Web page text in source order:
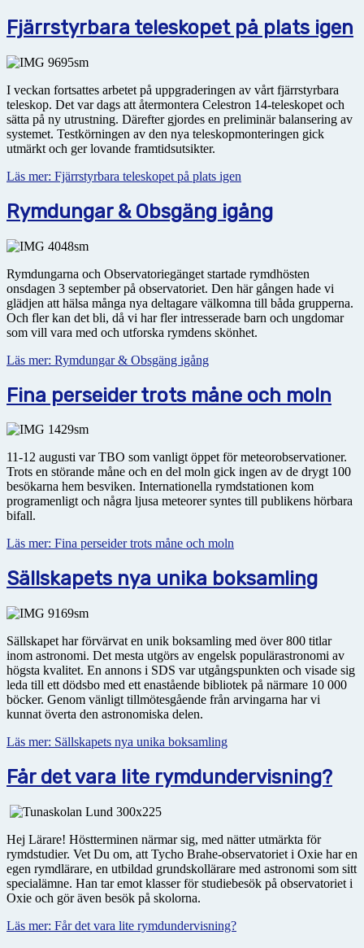
Fjärrstyrbara teleskopet på plats igen
I veckan fortsattes arbetet på uppgraderingen av vårt fjärrstyrbara
teleskop. Det var dags att återmontera Celestron 14-teleskopet och
sätta på ny utrustning. Därefter gjordes en preliminär balansering av
systemet. Testkörningen av den nya teleskopmonteringen gick
utmärkt och ger lovande framtidsutsikter.
Läs mer: Fjärrstyrbara teleskopet på plats igen
Rymdungar & Obsgäng igång
Rymdungarna och Observatoriegänget startade rymdhösten
onsdagen 3 september på observatoriet. Den här gången hade vi
glädjen att hälsa många nya deltagare välkomna till båda grupperna.
Och fler kan det bli, då vi har fler intresserade barn och ungdomar
som vill vara med och utforska rymdens skönhet.
Läs mer: Rymdungar & Obsgäng igång
Fina perseider trots måne och moln
11-12 augusti var TBO som vanligt öppet för meteorobservationer.
Trots en störande måne och en del moln gick ingen av de drygt 100
besökarna hem besviken. Internationella rymdstationen kom
programenligt och några ljusa meteorer syntes till publikens hörbara
bifall.
Läs mer: Fina perseider trots måne och moln
Sällskapets nya unika boksamling
Sällskapet har förvärvat en unik boksamling med över 800 titlar
inom astronomi. Det mesta utgörs av engelsk populärastronomi av
högsta kvalitet. En annons i SDS var utgångspunkten och visade sig
leda till ett dödsbo med ett enastående bibliotek på närmare 10 000
böcker. Genom vänligt tillmötesgående från arvingarna har vi
kunnat överta den astronomiska delen.
Läs mer: Sällskapets nya unika boksamling
Får det vara lite rymdundervisning?
Hej Lärare! Höstterminen närmar sig, med nätter utmärkta för
rymdstudier. Vet Du om, att Tycho Brahe-observatoriet i Oxie har en
egen rymdlärare, en utbildad grundskollärare med astronomi som sitt
specialämne. Han tar emot klasser för studiebesök på observatoriet i
Oxie och gör även besök på skolorna.
Läs mer: Får det vara lite rymdundervisning?